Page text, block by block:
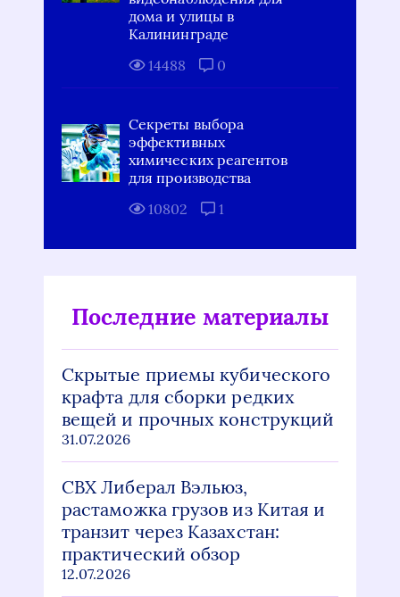
дома и улицы в
Калининграде
14488
0
Секреты выбора
эффективных
химических реагентов
для производства
10802
1
Последние материалы
Скрытые приемы кубического
крафта для сборки редких
вещей и прочных конструкций
31.07.2026
СВХ Либерал Вэльюз,
растаможка грузов из Китая и
транзит через Казахстан:
практический обзор
12.07.2026